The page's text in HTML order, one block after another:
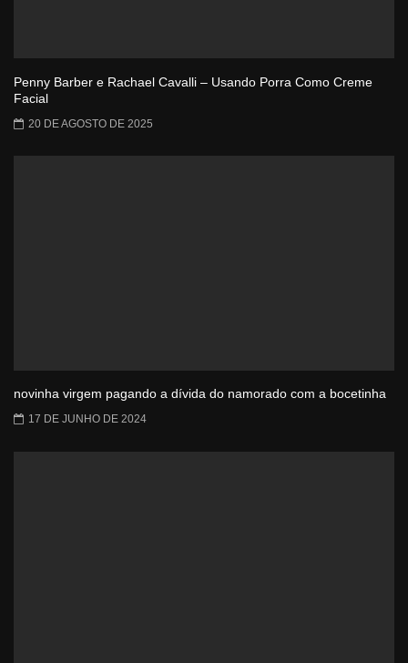
Penny Barber e Rachael Cavalli – Usando Porra Como Creme
Facial
20 DE AGOSTO DE 2025
novinha virgem pagando a dívida do namorado com a bocetinha
17 DE JUNHO DE 2024